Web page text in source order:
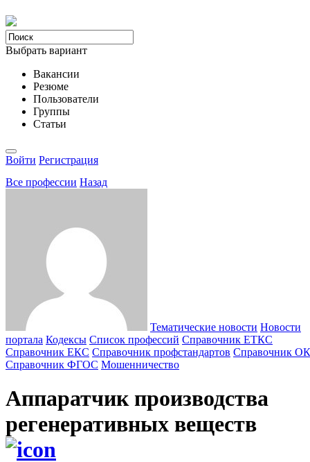
Выбрать вариант
Вакансии
Резюме
Пользователи
Группы
Статьи
Войти Регистрация
Все професcии Назад
Тематические новости Новости
портала Кодексы Cписок профессий Справочник ЕТКС
Справочник ЕКС Справочник профстандартов Справочник
Справочник ФГОС Мошенничество
Аппаратчик производства
регенеративных веществ